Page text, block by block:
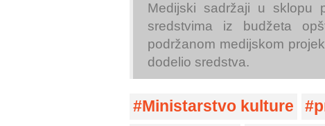
Medijski sadržaji u sklopu
sredstvima iz budžeta
podržanom medijskom
dodelio sredstva.
Ministarstvo kulture